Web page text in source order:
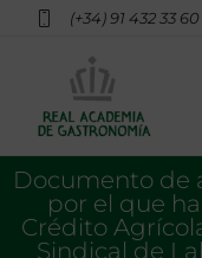
(+34) 91 432 33 60
Documento de
por el que
Crédito
Sindical de